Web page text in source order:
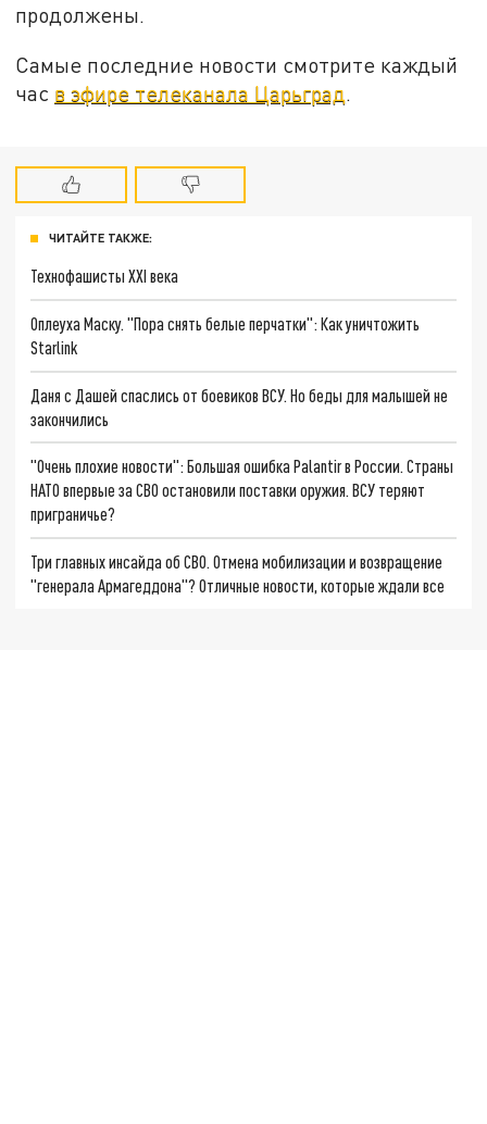
продолжены.
Самые последние новости смотрите каждый
час в эфире телеканала Царьград
ЧИТАЙТЕ ТАКЖЕ:
Технофашисты XXI века
Оплеуха Маску. "Пора снять белые перчатки": Как уничтожить
Starlink
Даня с Дашей спаслись от боевиков ВСУ. Но беды для малышей не
закончились
"Очень плохие новости": Большая ошибка Palantir в России. Страны
НАТО впервые за СВО остановили поставки оружия. ВСУ теряют
приграничье?
Три главных инсайда об СВО. Отмена мобилизации и возвращение
"генерала Армагеддона"? Отличные новости, которые ждали все